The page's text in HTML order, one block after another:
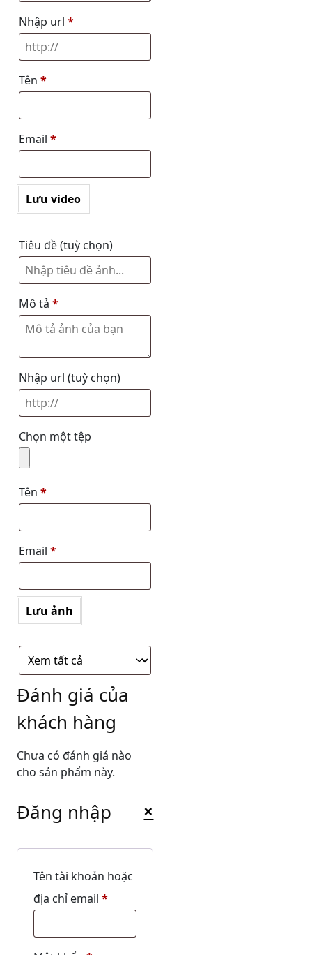
Nhập url *
Tên *
Email *
Lưu video
Tiêu đề(tuỳ chọn)
Mô tả *
Nhập url (tuỳ chọn)
Chọn một tệp
Tên *
Email *
Lưu ảnh
Đánh giá của
khách hàng
Chưa có đánh giá nào
cho sản phẩm này.
×
Đăng nhập
Tên tài khoản hoặc
địa chỉ email *Bắt